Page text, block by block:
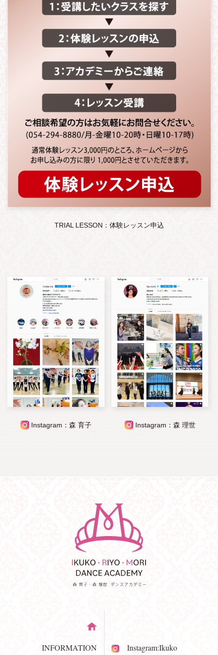
TRIAL LESSON：体験レッスン申込
Instagram：森 育子 Instagram：森 理世
INFORMATION Instagram:Ikuko